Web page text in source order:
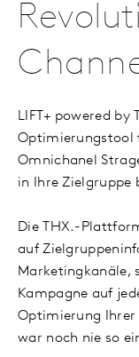
LIFT+ powered
Optimierungstool
Omnichanel
in Ihre Zielgruppe
Die THX.-
auf
Marketingkanäle,
Kampagne auf
Optimierung Ihrer
war noch nie so